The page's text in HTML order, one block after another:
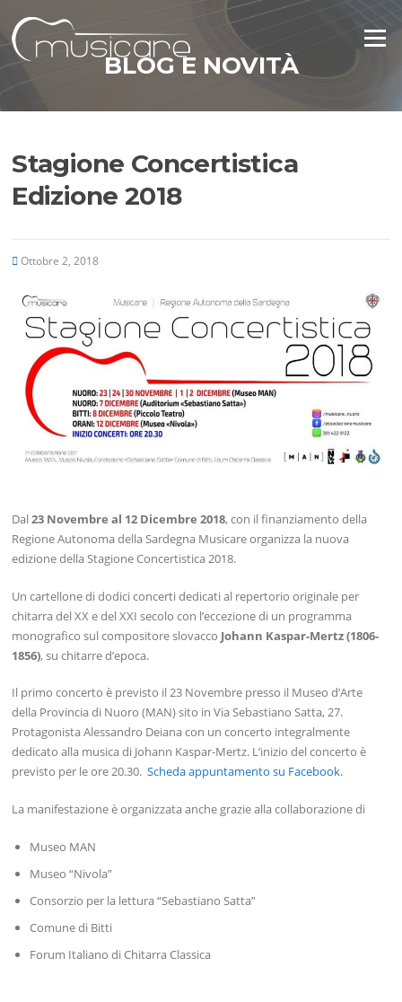
contenuto
Menu
BLOG E NOVITÀ
Stagione Concertistica
Edizione 2018
Ottobre 2, 2018
Dal23 Novembre al 12 Dicembre 2018, con il finanziamento della
Regione Autonoma della Sardegna Musicare organizza la nuova
edizione della Stagione Concertistica 2018.
Un cartellone di dodici concerti dedicati al repertorio originale per
chitarra del XX e del XXI secolo con l’eccezione di un programma
monografico sul compositore slovacco Johann Kaspar-Mertz (1806-
1856), su chitarre d’epoca.
Il primo concerto è previsto il 23 Novembre presso il Museo d’Arte
della Provincia di Nuoro (MAN) sito in Via Sebastiano Satta, 27.
Protagonista Alessandro Deiana con un concerto integralmente
dedicato alla musica di Johann Kaspar-Mertz. L’inizio del concerto è
previsto per le ore 20.30.Scheda appuntamento su Facebook.
La manifestazione è organizzata anche grazie alla collaborazione di
Museo MAN
Museo “Nivola”
Consorzio per la lettura “Sebastiano Satta”
Comune di Bitti
Forum Italiano di Chitarra Classica